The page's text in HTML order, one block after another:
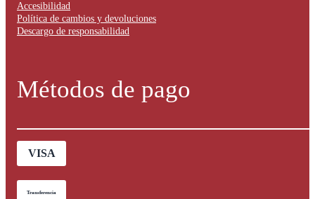
Accesibilidad
Política de cambios y devoluciones
Descargo de responsabilidad
Métodos de pago
VISA
Transferencia